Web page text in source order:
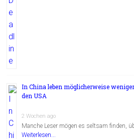
In China leben möglicherweise
den USA
2 Wochen ago
Manche Leser mögen es seltsam finden,
Weiterlesen...